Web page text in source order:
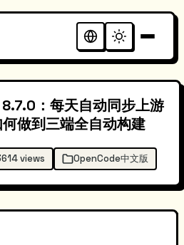
：每天自动同步上游
做到三端全自动构建
views OpenCode中文版